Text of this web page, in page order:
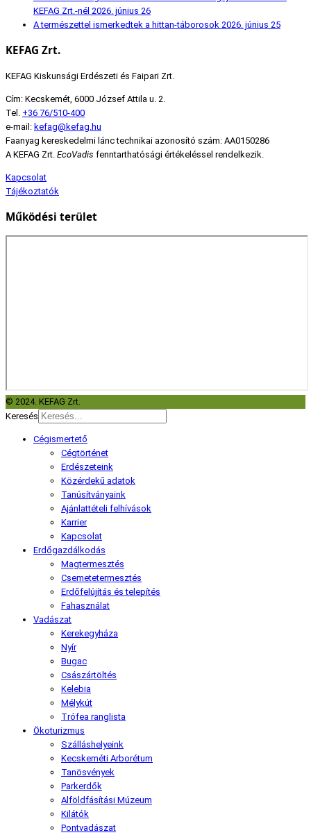
KEFAG Zrt.-nél 2026. június 26
A természettel ismerkedtek a hittan-táborosok 2026. június 25
KEFAG Zrt.
KEFAG Kiskunsági Erdészeti és Faipari Zrt.
Cím: Kecskemét, 6000 József Attila u. 2.
Tel. +36 76/510-400
e-mail: kefag@kefag.hu
Faanyag kereskedelmi lánc technikai azonosító szám: AA0150286
A KEFAG Zrt. EcoVadis fenntarthatósági értékeléssel rendelkezik.
Kapcsolat
Tájékoztatók
Működési terület
© 2024. KEFAG Zrt.
Keresés
Cégismertető
Cégtörténet
Erdészeteink
Közérdekű adatok
Tanúsítványaink
Ajánlattételi felhívások
Karrier
Kapcsolat
Erdőgazdálkodás
Magtermesztés
Csemetetermesztés
Erdőfelújítás és telepítés
Fahasználat
Vadászat
Kerekegyháza
Nyír
Bugac
Császártöltés
Kelebia
Mélykút
Trófea ranglista
Ökoturizmus
Szálláshelyeink
Kecskeméti Arborétum
Tanösvények
Parkerdők
Alföldfásítási Múzeum
Kilátók
Pontvadászat